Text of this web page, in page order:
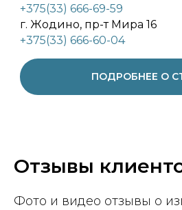
+375(33) 666-69-59
г. Жодино, пр-т Мира 16
+375(33) 666-60-04
ПОДРОБНЕЕ О
Отзывы
Фото и видео отзывы о